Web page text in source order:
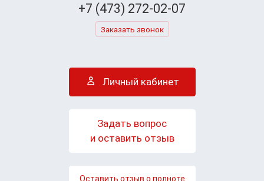
+7 (473) 272-02-07
Заказать звонок
Личный кабинет
Задать вопрос
и оставить отзыв
Оставить отзыв о полноте